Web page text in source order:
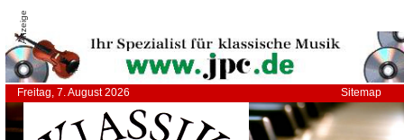
Anzeige
Freitag, 7. August 2026 Sitemap